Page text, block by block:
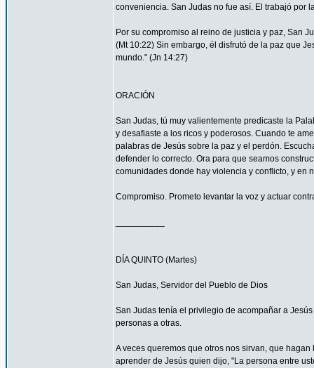
conveniencia. San Judas no fue así. El trabajó por
Por su compromiso al reino de justicia y paz, San
(Mt 10:22) Sin embargo, él disfrutó de la paz que
mundo." (Jn 14:27)
ORACIÓN
San Judas, tú muy valientemente predicaste la
y desafiaste a los ricos y poderosos. Cuando te
palabras de Jesús sobre la paz y el perdón.
defender lo correcto. Ora para que seamos
comunidades donde hay violencia y conflicto, y en
Compromiso. Prometo levantar la voz y actuar
DÍA QUINTO (Martes)
San Judas, Servidor del Pueblo de Dios
San Judas tenía el privilegio de acompañar a
personas a otras.
A veces queremos que otros nos sirvan, que
aprender de Jesús quien dijo, "La persona entre